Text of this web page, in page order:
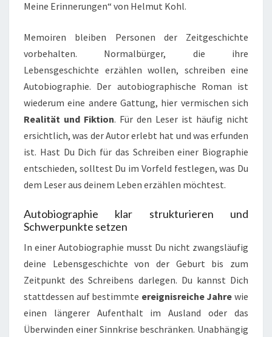
Meine Erinnerungen“ von Helmut Kohl.
Memoiren bleiben Personen der Zeitgeschichte
vorbehalten. Normalbürger, die ihre
Lebensgeschichte erzählen wollen, schreiben eine
Autobiographie. Der autobiographische Roman ist
wiederum eine andere Gattung, hier vermischen sich
Realität und Fiktion. Für den Leser ist häufig nicht
ersichtlich, was der Autor erlebt hat und was erfunden
ist. Hast Du Dich für das Schreiben einer Biographie
entschieden, solltest Du im Vorfeld festlegen, was Du
dem Leser aus deinem Leben erzählen möchtest.
Autobiographie klar strukturieren und
Schwerpunkte setzen
In einer Autobiographie musst Du nicht zwangsläufig
deine Lebensgeschichte von der Geburt bis zum
Zeitpunkt des Schreibens darlegen. Du kannst Dich
stattdessen auf bestimmte ereignisreiche Jahre wie
einen längerer Aufenthalt im Ausland oder das
Überwinden einer Sinnkrise beschränken. Unabhängig